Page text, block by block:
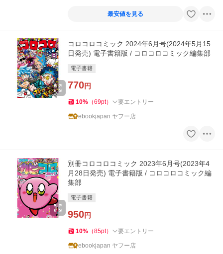
最安値を見る
コロコロコミック 2024年6月号(2024年5月15
日発売) 電子書籍版 / コロコロコミック編集部
電子書籍
770円
10% （69pt） 要エントリー
ebookjapan ヤフー店
別冊コロコロコミック 2023年6月号(2023年4
月28日発売) 電子書籍版 / コロコロコミック編
集部
電子書籍
950円
10% （85pt） 要エントリー
ebookjapan ヤフー店